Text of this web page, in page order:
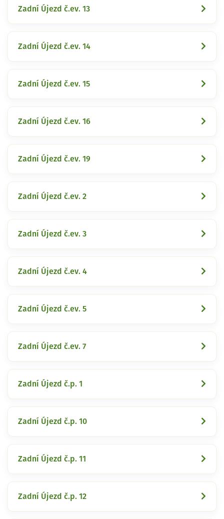
Zadní Újezd č.ev. 13
Zadní Újezd č.ev. 14
Zadní Újezd č.ev. 15
Zadní Újezd č.ev. 16
Zadní Újezd č.ev. 19
Zadní Újezd č.ev. 2
Zadní Újezd č.ev. 3
Zadní Újezd č.ev. 4
Zadní Újezd č.ev. 5
Zadní Újezd č.ev. 7
Zadní Újezd č.p. 1
Zadní Újezd č.p. 10
Zadní Újezd č.p. 11
Zadní Újezd č.p. 12